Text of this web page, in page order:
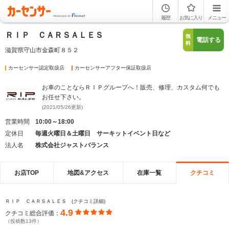
履歴 お気に入り メニュー
ＲＩＰ ＣＡＲＳＡＬＥＳ
滋賀県守山市金森町８５２
無
料
電話する
カーセンサー認定取扱店 カーセンサーアフター保証取扱店
お車のことならＲＩＰグループへ！販売、修理、カスタム何でも
お任せ下さい。
(2021/05/26更新)
営業時間
10:00～18:00
定休日
毎週火曜日＆土曜日 サーキットイベント日など
法人名
株式会社ジャストバランス
お店TOP 地図&アクセス 在庫一覧 クチコミ
ＲＩＰ ＣＡＲＳＡＬＥＳ (クチコミ詳細)
クチコミ総合評価： 4.9
（投稿数13件）